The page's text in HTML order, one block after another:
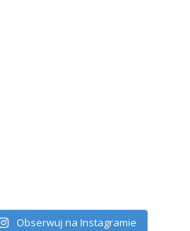
Obserwuj na Instagramie